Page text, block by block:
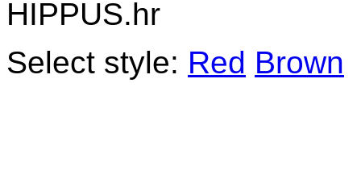
HIPPUS.hr
Select style: Red Brown